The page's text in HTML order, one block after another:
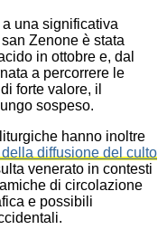
una significativa
Zenone è stata
in ottobre e, dal
a percorrere le
forte valore, il
sospeso.
hanno inoltre
diffusione del culto
venerato in contesti
di circolazione
e possibili